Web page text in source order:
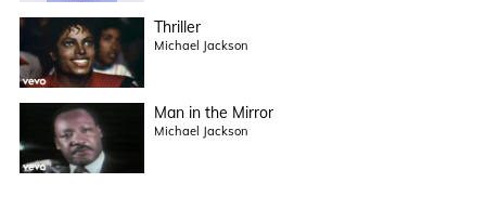
Thriller
Michael Jackson
Man in the Mirror
Michael Jackson